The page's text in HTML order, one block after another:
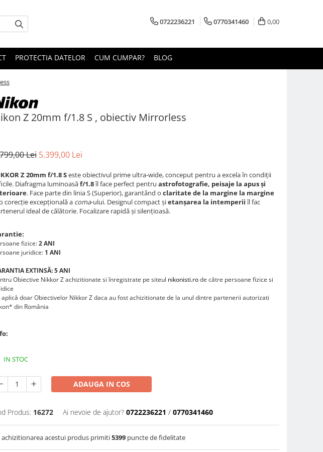
0722236221 0770341460 0,00
PROTECTIA DATELOR CUM CUMPAR? BLOG
Z 20mm f/1.8 S , obiectiv Mirrorless
Lei 5.399,00 Lei
Z 20mm f/1.8 Seste obiectivul prime ultra-wide, conceput pentru a excela în condiții
Diafragma luminoasăf/1.8îl face perfect pentru astrofotografie, peisaje la apus și
. Face parte din linia S (Superior), garantând o claritate de la margine la margine
corecție excepțională a coma-ului. Designul compact șietanșarea la intemperiiîl fac
ideal de călătorie. Focalizare rapidă și silențioasă.
fizice:2 ANI
juridice: 1 ANI
EXTINSĂ: 5 ANI
Obiective Nikkor Z achizitionate si înregistrate pe siteul nikonisti.rode către persoane fizice si
aplică doar Obiectivelor Nikkor Z daca au fost achizitionate de la unul dintre partenerii autorizati
din România
IN STOC
ADAUGA IN COS
Produs: 16272 Ai nevoie de ajutor? 0722236221 / 0770341460
achizitionarea acestui produs primiti5399 puncte de fidelitate